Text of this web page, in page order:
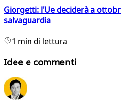
Giorgetti: l'Ue deciderà a
salvaguardia
1 min di lettura
Idee e commenti